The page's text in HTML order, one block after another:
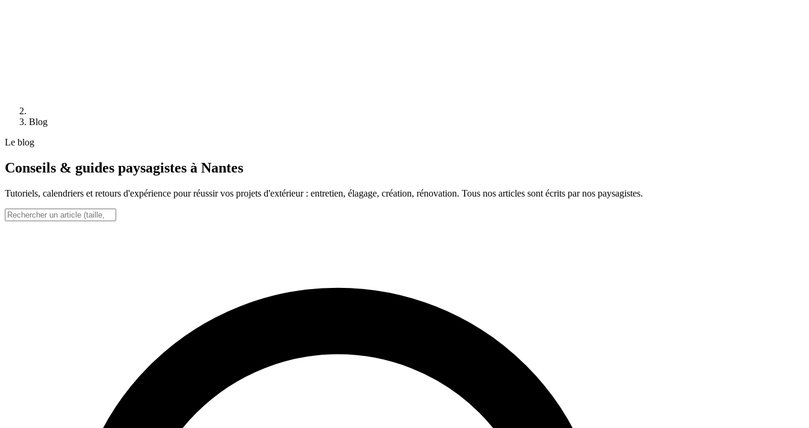
Blog
Le blog
Conseils & guides paysagistes à Nantes
Tutoriels, calendriers et retours d'expérience pour réussir vos projets d'extérieur : entretien, élagage, création, rénovation. Tous nos articles sont écrits par nos paysagistes.